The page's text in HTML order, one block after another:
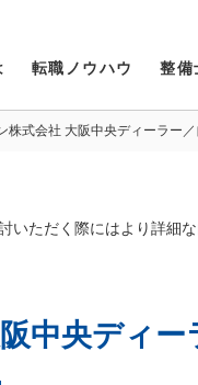
転職ノウハウ 整備
株式会社 大阪中央ディーラー
ただく際にはより詳細な
中央ディー